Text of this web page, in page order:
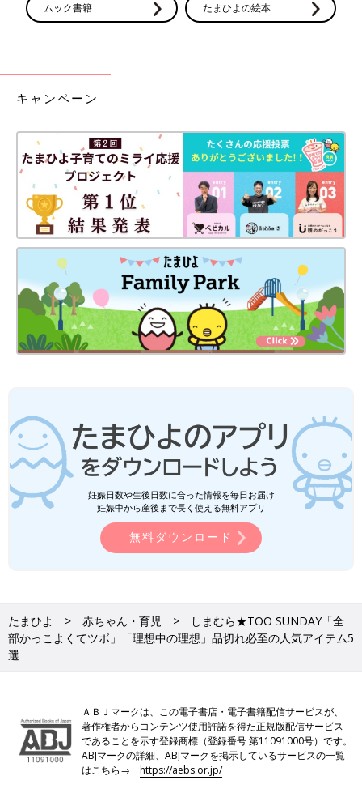
ムック書籍 たまひよの絵本
キャンペーン
妊娠日数や生後日数に合った情報を毎日お届け
妊娠中から産後まで長く使える無料アプリ
無料ダウンロード
たまひよ 赤ちゃん・育児
しまむら★TOO SUNDAY「全
部かっこよくてツボ」「理想中の理想」品切れ必至の人気アイテム5
選
ＡＢＪマークは、この電子書店・電子書籍配信サービスが、
著作権者からコンテンツ使用許諾を得た正規版配信サービス
であることを示す登録商標（登録番号 第11091000号）です。
ABJマークの詳細、ABJマークを掲示しているサービスの一覧
はこちら→https://aebs.or.jp/